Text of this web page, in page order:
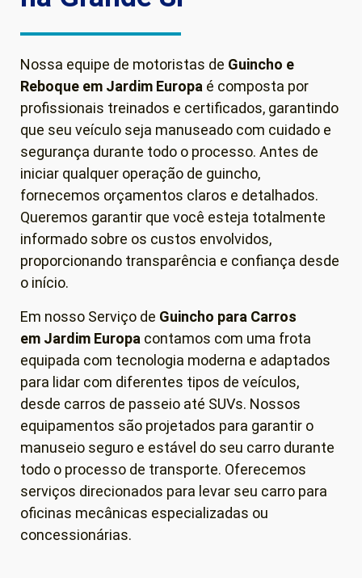
Nossa equipe de motoristas de Guincho e
Reboque em Jardim Europa é composta por
profissionais treinados e certificados, garantindo
que seu veículo seja manuseado com cuidado e
segurança durante todo o processo. Antes de
iniciar qualquer operação de guincho,
fornecemos orçamentos claros e detalhados.
Queremos garantir que você esteja totalmente
informado sobre os custos envolvidos,
proporcionando transparência e confiança desde
o início.
Em nosso Serviço de Guincho para Carros
em Jardim Europa contamos com uma frota
equipada com tecnologia moderna e adaptados
para lidar com diferentes tipos de veículos,
desde carros de passeio até SUVs. Nossos
equipamentos são projetados para garantir o
manuseio seguro e estável do seu carro durante
todo o processo de transporte. Oferecemos
serviços direcionados para levar seu carro para
oficinas mecânicas especializadas ou
concessionárias.